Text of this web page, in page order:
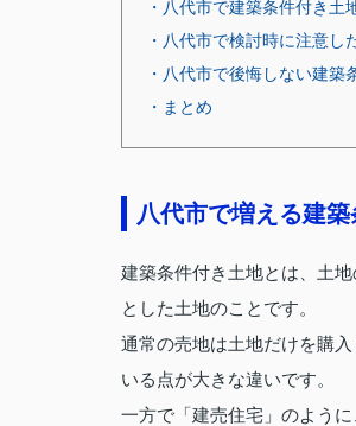
・八代市で建築条件付き土
・八代市で検討時に注意し
・八代市で後悔しない建
・まとめ
八代市で増える建
建築条件付き土地とは、土
とした土地のことです。
通常の売地は土地だけを購
いる点が大きな違いです。
一方で「建売住宅」のよう